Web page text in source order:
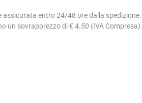
assicurata entro 24/48 ore dalla spedizione.
un sovrapprezzo di € 4.50 (IVA Compresa).